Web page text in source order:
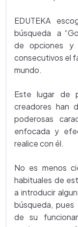
EDUTEKA
búsqueda a
de opciones y
consecutivos el
mundo.
Este lugar de
creadores han
poderosas
enfocada y
realice con él.
No es menos
habituales de
a introducir
búsqueda, pues
de su